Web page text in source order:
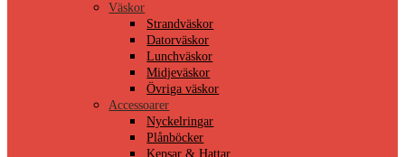
Väskor
Strandväskor
Datorväskor
Lunchväskor
Midjeväskor
Övriga väskor
Accessoarer
Nyckelringar
Plånböcker
Kepsar & Hattar